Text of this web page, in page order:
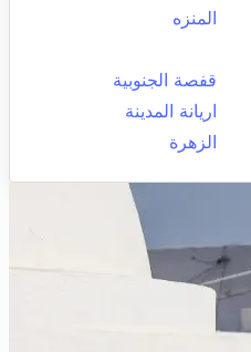
المنزه
قفصة الجنوبية
اريانة المدينة
الزهرة